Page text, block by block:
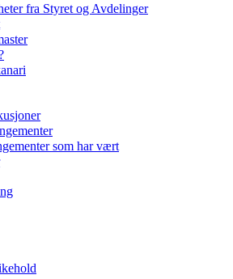
fra Styret og Avdelinger
som har vært